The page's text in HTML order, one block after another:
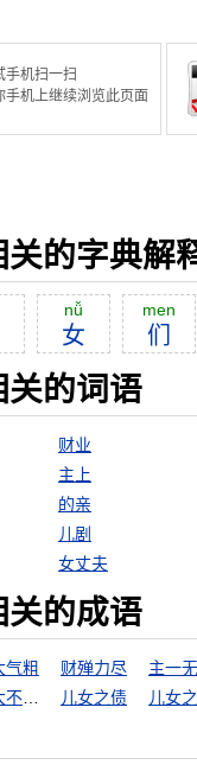
手机扫一扫
手机上继续浏览此页面
关的字典解
nǚ
女
men
们
关的词语
财业
主上
的亲
儿剧
女丈夫
关的成语
气粗 财殚力尽
主一
儿女之债
儿女